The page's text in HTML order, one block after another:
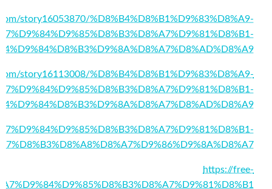
story16053870/%D8%B4%D8%B1%D9%83%D8%A9-
story16113008/%D8%B4%D8%B1%D9%83%D8%A9-
https://free-